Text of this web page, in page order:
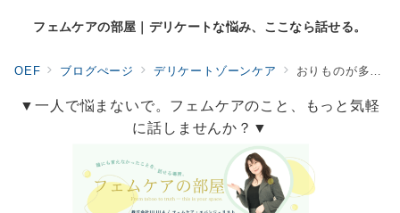
フェムケアの部屋｜デリケートな悩み、ここなら話せる。
OEF ブログぺージ デリケートゾーンケア おりものが多いのはなぜ？正常と異常の違い＆今すぐできるセルフケア習慣
▼一人で悩まないで。フェムケアのこと、もっと気軽
に話しませんか？▼